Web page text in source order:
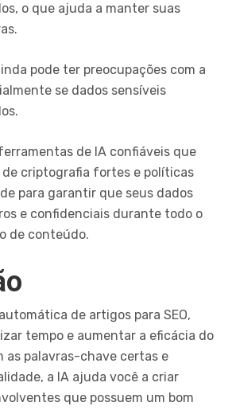
o que ajuda a manter suas
pode ter preocupações com a
se dados sensíveis
de IA confiáveis que
criptografia fortes e políticas
para garantir que seus dados
e confidenciais durante todo o
de conteúdo.
de artigos para SEO,
tempo e aumentar a eficácia do
as palavras-chave certas e
a IA ajuda você a criar
que possuem um bom